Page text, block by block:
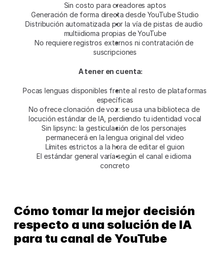
Sin costo para creadores aptos
Generación de forma directa desde YouTube Studio
Distribución automatizada por la vía de pistas de audio
multiidioma propias de YouTube
No requiere registros externos ni contratación de
suscripciones
A tener en cuenta:
Pocas lenguas disponibles frente al resto de plataformas
específicas
No ofrece clonación de voz: se usa una biblioteca de
locución estándar de IA, perdiendo tu identidad vocal
Sin lipsync: la gesticulación de los personajes
permanecerá en la lengua original del video
Límites estrictos a la hora de editar el guion
El estándar general varía según el canal e idioma
concreto
Cómo tomar la mejor decisión
respecto a una solución de IA
para tu canal de YouTube